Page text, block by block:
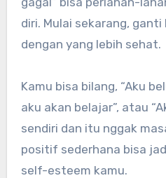
diri. Mulai sekarang,
dengan yang lebih sehat.
Kamu bisa bilang, “Aku
aku akan belajar”, atau
sendiri dan itu nggak
positif sederhana bisa
self-esteem kamu.